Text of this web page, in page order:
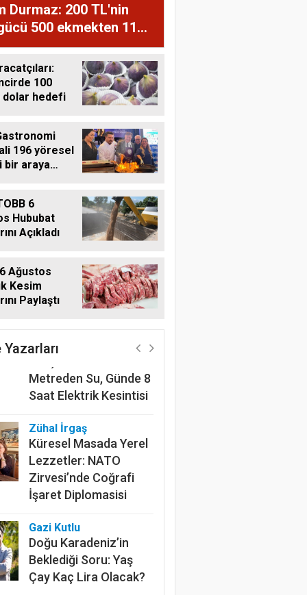
Durmaz: 200 TL'nin
500 ekmekten 11
düştü
100
dolar hedefi
196 yöresel
bir araya
6
Hububat
Açıkladı
Ağustos
Kesim
Paylaştı
Yazarları
Harun Göksel
220 Kilometrelik
Kanalın Sonundaki Acı
Metreden Su, Günde 8
Saat Elektrik Kesintisi
Zühal İrgaş
Küresel Masada Yerel
Lezzetler: NATO
Zirvesi’nde Coğrafi
İşaret Diplomasisi
Gazi Kutlu
Doğu Karadeniz’in
Beklediği Soru: Yaş
Çay Kaç Lira Olacak?